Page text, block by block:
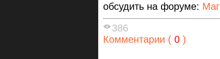
обсудить на форуме:
386
Комментарии ( 0 )